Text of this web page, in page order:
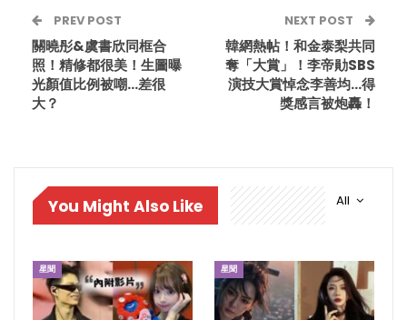
PREV POST
關曉彤&虞書欣同框合
照！精修都很美！生圖曝
光顏值比例被嘲…差很
大？
NEXT POST
韓網熱帖！和金泰梨共同
奪「大賞」！李帝勛SBS
演技大賞悼念李善均…得
獎感言被炮轟！
All
You Might Also Like
星聞 星聞